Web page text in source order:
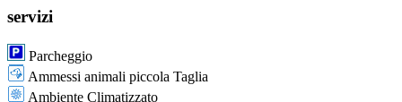
servizi
Parcheggio
Ammessi animali piccola Taglia
Ambiente Climatizzato